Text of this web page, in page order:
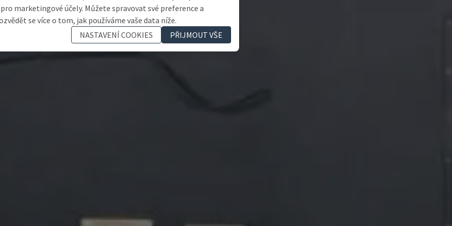
marketingové účely. Můžete spravovat své preference a
se více o tom, jak používáme vaše data níže.
NASTAVENÍ COOKIES
PŘIJMOUT VŠE